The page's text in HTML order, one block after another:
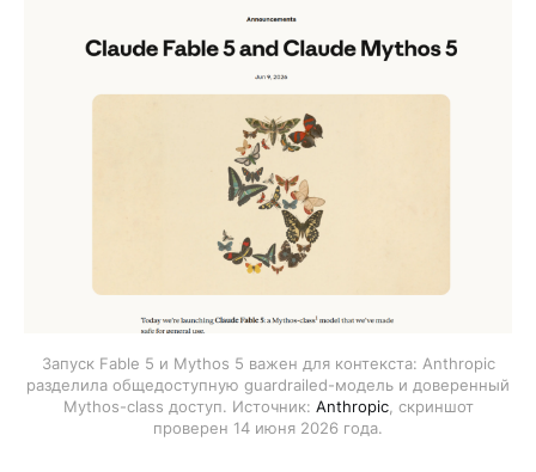
Запуск Fable 5 и Mythos 5 важен для контекста: Anthropic
разделила общедоступную guardrailed-модель и доверенный
Mythos-class доступ. Источник: Anthropic, скриншот
проверен 14 июня 2026 года.